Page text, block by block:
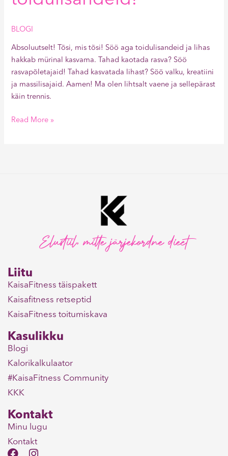
BLOGI
Absoluutselt! Tõsi, mis tõsi! Söö aga toidulisandeid ja lihas
hakkab mürinal kasvama. Tahad kaotada rasva? Söö
rasvapõletajaid! Tahad kasvatada lihast? Söö valku, kreatiini
ja massilisajaid. Aamen! Ma olen lihtsalt vaene ja sellepärast
käin trennis.
Read More »
Elustiil, mitte järjekordne dieet
Liitu
KaisaFitness täispakett
Kaisafitness retseptid
KaisaFitness toitumiskava
Kasulikku
Blogi
Kalorikalkulaator
#KaisaFitness Community
KKK
Kontakt
Minu lugu
Kontakt
F I